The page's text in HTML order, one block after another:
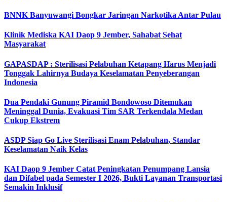
BNNK Banyuwangi Bongkar Jaringan Narkotika Antar Pulau
Klinik Mediska KAI Daop 9 Jember, Sahabat Sehat
Masyarakat
GAPASDAP : Sterilisasi Pelabuhan Ketapang Harus Menjadi
Tonggak Lahirnya Budaya Keselamatan Penyeberangan
Indonesia
Dua Pendaki Gunung Piramid Bondowoso Ditemukan
Meninggal Dunia, Evakuasi Tim SAR Terkendala Medan
Cukup Ekstrem
ASDP Siap Go Live Sterilisasi Enam Pelabuhan, Standar
Keselamatan Naik Kelas
KAI Daop 9 Jember Catat Peningkatan Penumpang Lansia
dan Difabel pada Semester I 2026, Bukti Layanan Transportasi
Semakin Inklusif